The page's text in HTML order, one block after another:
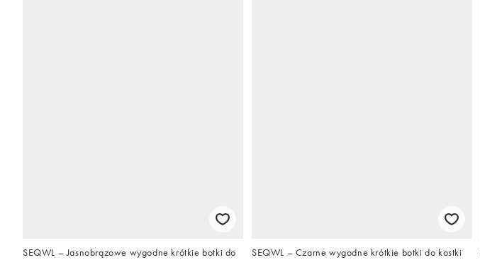
SEQWL – Jasnobrązowe wygodne krótkie botki do
SEQWL – Czarne wygodne krótkie botki do kostki